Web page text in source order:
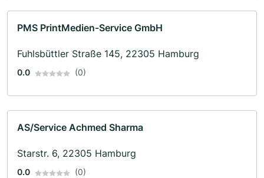
PMS PrintMedien-Service GmbH
Fuhlsbüttler Straße 145, 22305 Hamburg
0.0 (0)
AS/Service Achmed Sharma
Starstr. 6, 22305 Hamburg
0.0 (0)